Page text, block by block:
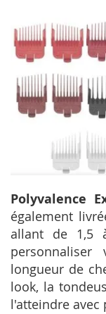
Polyvalence
également
allant de 1,5
longueur de
look, la
l'atteindre avec